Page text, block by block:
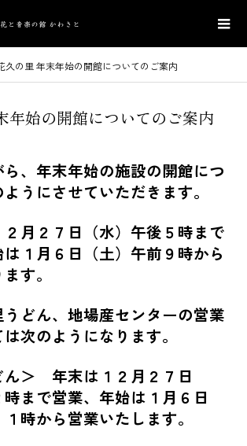
久の里 年末年始の開館についてのご案内
年始の開館についてのご案内
、年末年始の施設の開館につ
うにさせていただきます。
月２７日（水）午後５時まで
１月６日（土）午前９時から
す。
どん、地場産センターの営業
次のようになります。
ん＞ 年末は１２月２７日
時まで営業、年始は１月６日
１時から営業いたします。